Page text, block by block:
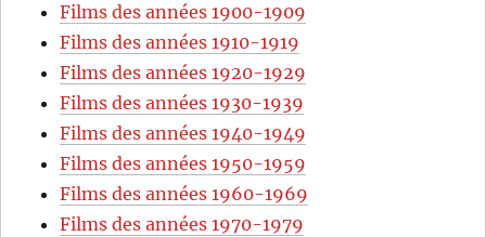
Films des années 1900-1909
Films des années 1910-1919
Films des années 1920-1929
Films des années 1930-1939
Films des années 1940-1949
Films des années 1950-1959
Films des années 1960-1969
Films des années 1970-1979